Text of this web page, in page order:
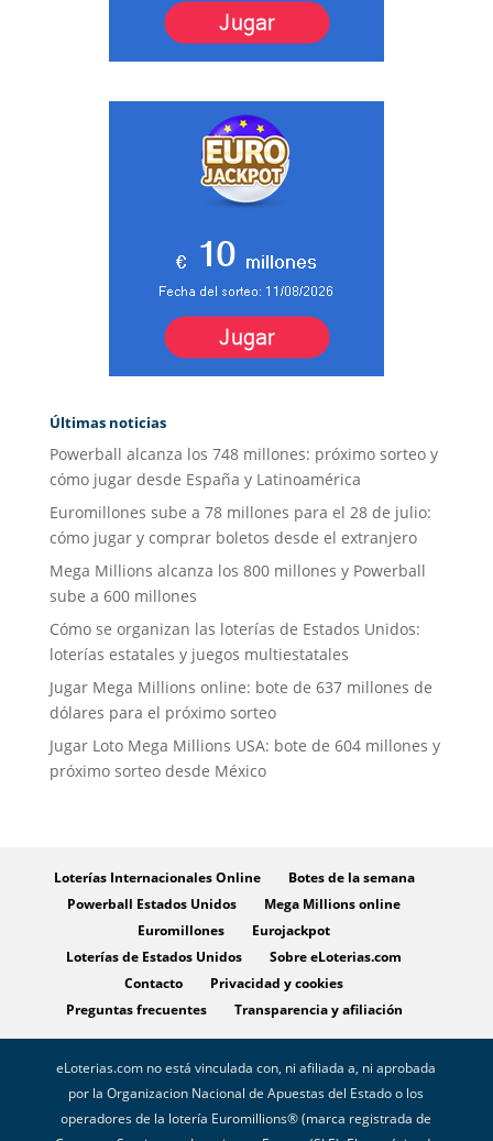
Últimas noticias
Powerball alcanza los 748 millones: próximo sorteo y
cómo jugar desde España y Latinoamérica
Euromillones sube a 78 millones para el 28 de julio:
cómo jugar y comprar boletos desde el extranjero
Mega Millions alcanza los 800 millones y Powerball
sube a 600 millones
Cómo se organizan las loterías de Estados Unidos:
loterías estatales y juegos multiestatales
Jugar Mega Millions online: bote de 637 millones de
dólares para el próximo sorteo
Jugar Loto Mega Millions USA: bote de 604 millones y
próximo sorteo desde México
Loterías Internacionales Online
Botes de la semana
Powerball Estados Unidos
Mega Millions online
Euromillones
Eurojackpot
Loterías de Estados Unidos
Sobre eLoterias.com
Contacto
Privacidad y cookies
Preguntas frecuentes
Transparencia y afiliación
eLoterias.com no está vinculada con, ni afiliada a, ni aprobada
por la Organizacion Nacional de Apuestas del Estado o los
operadores de la lotería Euromillions® (marca registrada de